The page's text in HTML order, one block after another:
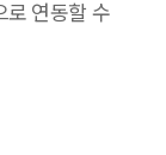
연동할 수